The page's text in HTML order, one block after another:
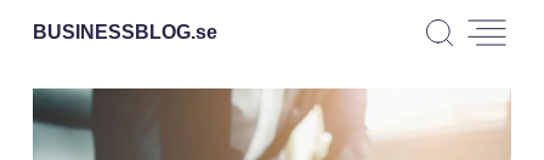
BUSINESSBLOG.se